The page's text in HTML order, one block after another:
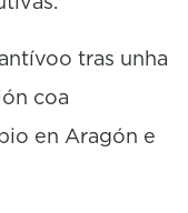
tras unha
coa
en Aragón e